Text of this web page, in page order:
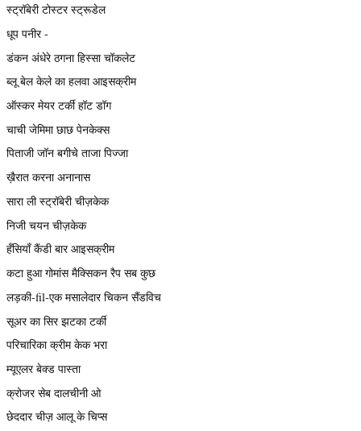
स्ट्रॉबेरी टोस्टर स्ट्रूडेल
धूप पनीर -
डंकन अंधेरे ठगना हिस्सा चॉकलेट
ब्लू बेल केले का हलवा आइसक्रीम
ऑस्कर मेयर टर्की हॉट डॉग
चाची जेमिमा छाछ पेनकेक्स
पिताजी जॉन बगीचे ताजा पिज्जा
ख़ैरात करना अनानास
सारा ली स्ट्रॉबेरी चीज़केक
निजी चयन चीज़केक
हँसियाँ कैंडी बार आइसक्रीम
कटा हुआ गोमांस मैक्सिकन रैप सब कुछ
लड़की-fil-एक मसालेदार चिकन सैंडविच
सूअर का सिर झटका टर्की
परिचारिका क्रीम केक भरा
म्यूएलर बेक्ड पास्ता
क्रोजर सेब दालचीनी ओ
छेददार चीज़ आलू के चिप्स